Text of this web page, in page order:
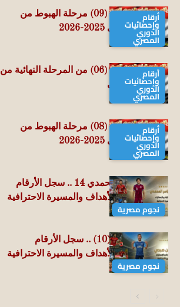
أرقام
وإحصائيات
الدوري
المصري
حصاد الجولة الـ (09) مرحلة الهبوط من
الدوري المصري 2025-2026
أرقام
وإحصائيات
الدوري
المصري
حصاد الجولة الـ (06) من المرحلة النهائية من
الدوري المصري
أرقام
وإحصائيات
الدوري
المصري
حصاد الجولة الـ (08) مرحلة الهبوط من
الدوري المصري 2025-2026
نجوم مصرية
حسين ياسر المحمدي 14 .. سجل الأرقام
والإحصائيات والأهداف والمسيرة الاحترافية
نجوم مصرية
رمضان صبحي (10) .. سجل الأرقام
والإحصائيات والأهداف والمسيرة الاحترافية